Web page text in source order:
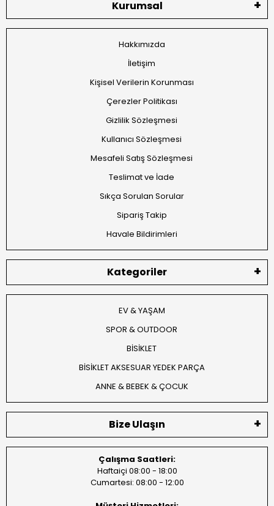
Kurumsal
Hakkımızda
İletişim
Kişisel Verilerin Korunması
Çerezler Politikası
Gizlilik Sözleşmesi
Kullanıcı Sözleşmesi
Mesafeli Satış Sözleşmesi
Teslimat ve İade
Sıkça Sorulan Sorular
Sipariş Takip
Havale Bildirimleri
Kategoriler
EV & YAŞAM
SPOR & OUTDOOR
BİSİKLET
BİSİKLET AKSESUAR YEDEK PARÇA
ANNE & BEBEK & ÇOCUK
Bize Ulaşın
Çalışma Saatleri:
Haftaiçi 08:00 - 18:00
Cumartesi: 08:00 - 12:00